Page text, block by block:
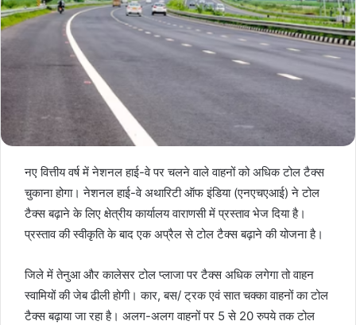
नए वित्तीय वर्ष में नेशनल हाई-वे पर चलने वाले वाहनों को अधिक टोल टैक्स
चुकाना होगा। नेशनल हाई-वे अथारिटी ऑफ इंडिया (एनएचएआई) ने टोल
टैक्स बढ़ाने के लिए क्षेत्रीय कार्यालय वाराणसी में प्रस्ताव भेज दिया है।
प्रस्ताव की स्वीकृति के बाद एक अप्रैल से टोल टैक्स बढ़ाने की योजना है।
जिले में तेनुआ और कालेसर टोल प्लाजा पर टैक्स अधिक लगेगा तो वाहन
स्वामियों की जेब ढीली होगी। कार, बस/ ट्रक एवं सात चक्का वाहनों का टोल
टैक्स बढ़ाया जा रहा है। अलग-अलग वाहनों पर 5 से 20 रुपये तक टोल